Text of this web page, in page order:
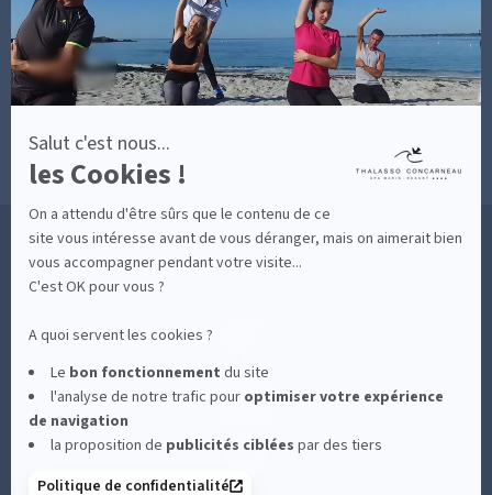
Salut c'est nous...
les Cookies !
On a attendu d'être sûrs que le contenu de ce
site vous intéresse avant de vous déranger, mais on aimerait bien
vous accompagner pendant votre visite...
C'est OK pour vous ?
A quoi servent les cookies ?
Le bon fonctionnement du site
l'analyse de notre trafic pour optimiservotre expérience
de navigation
la proposition de publicités ciblées par des tiers
Politique de confidentialité
MON COMPTE
MON PANIER
ACCÈS
CONTACT
MESURES D'HYGIÈNE
POLITIQUE DE CONFIDENTIALITÉ
MENTIONS LÉGALES
36 RUE DES SABLES BLANCS - 29900 CONCARNEAU - 02 98 75 05 40
CLIQUEZ-ICI POUR MODIFIER VOS PRÉFÉRENCES EN MATIÈRE DE COOKIES